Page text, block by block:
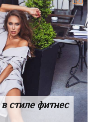
стиле фитнес